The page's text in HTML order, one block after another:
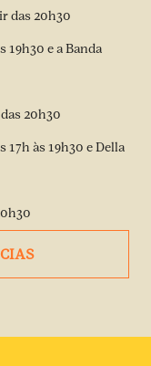
das 20h30
19h30 e a Banda
20h30
17h às 19h30 e Della